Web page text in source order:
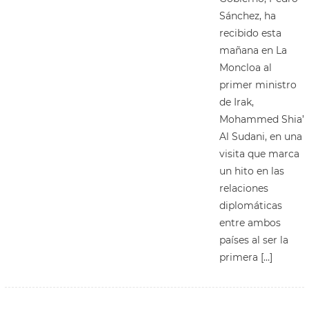
Sánchez, ha
recibido esta
mañana en La
Moncloa al
primer ministro
de Irak,
Mohammed Shia’
Al Sudani, en una
visita que marca
un hito en las
relaciones
diplomáticas
entre ambos
países al ser la
primera […]